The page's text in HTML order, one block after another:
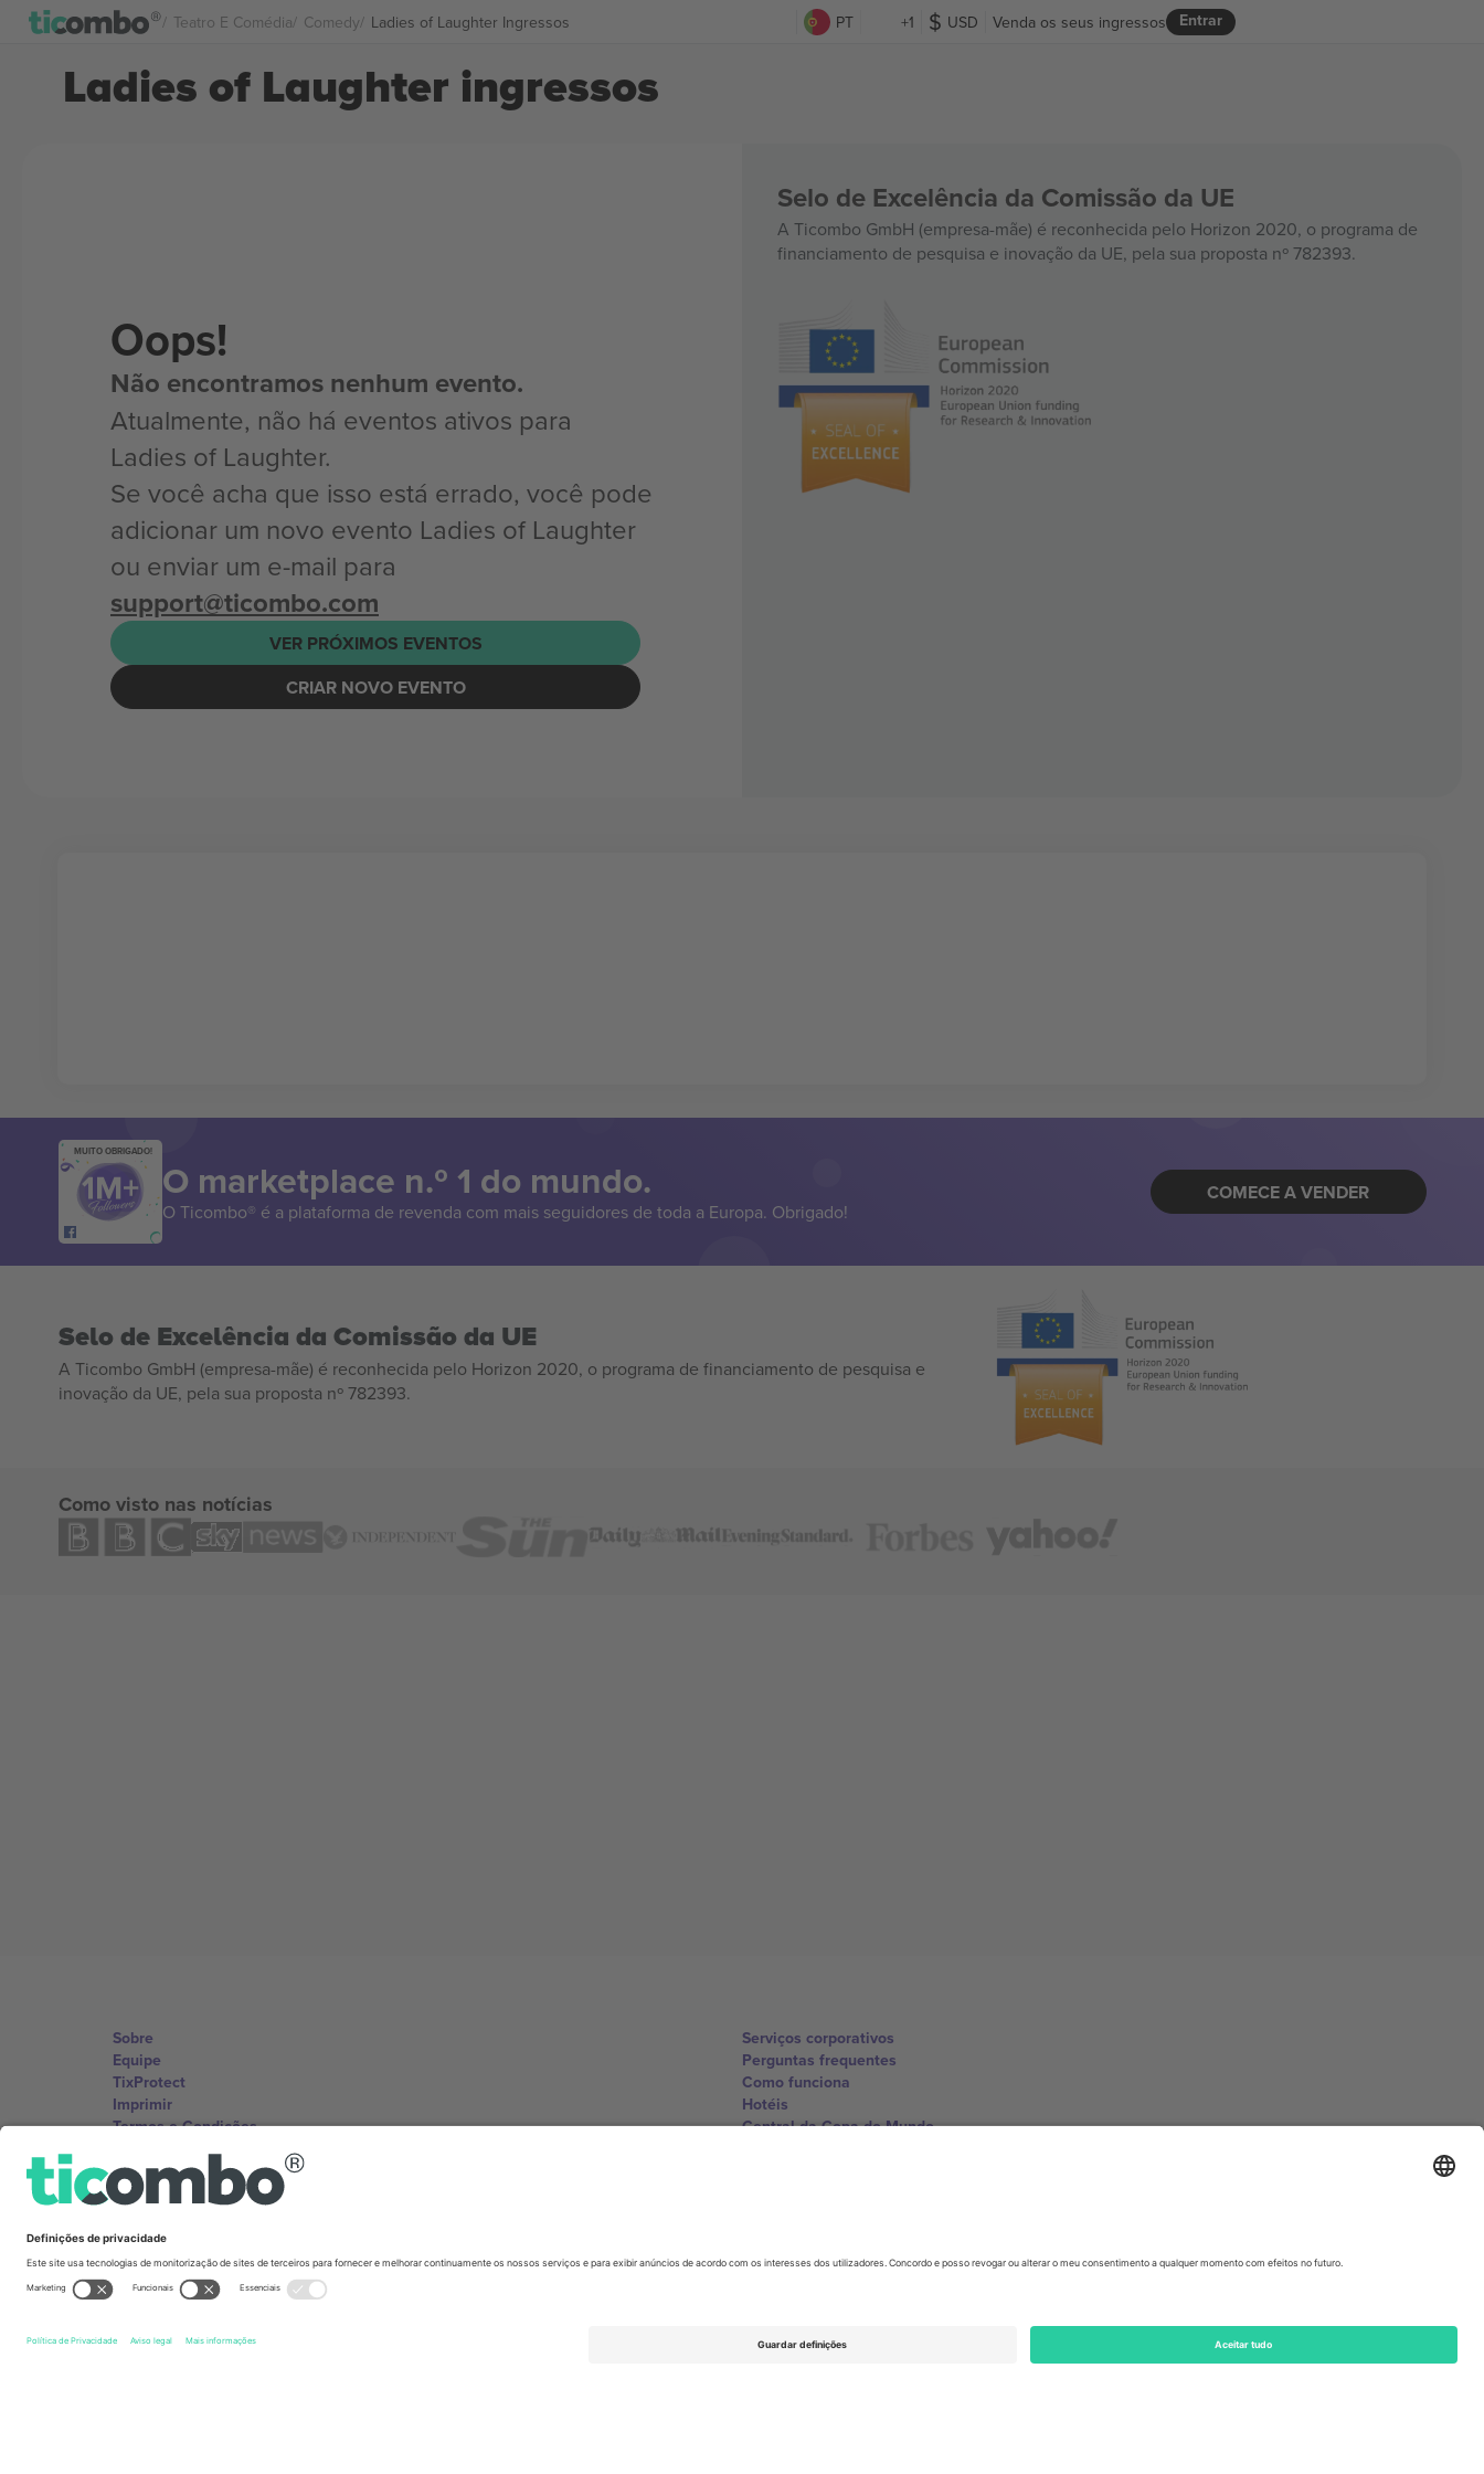
Teatro E Comédia Comedy Ladies of Laughter Ingressos PT +1 USD Entrar
Venda os seus ingressos
Ladies of Laughter ingressos
Oops!
Não encontramos nenhum evento.
Atualmente, não há eventos ativos para
Ladies of Laughter.
Se você acha que isso está errado, você pode
adicionar um novo evento Ladies of Laughter
ou enviar um e-mail para
support@ticombo.com
VER PRÓXIMOS EVENTOS
CRIAR NOVO EVENTO
Selo de Excelência da Comissão da UE
A Ticombo GmbH (empresa-mãe) é reconhecida pelo Horizon 2020, o programa de
financiamento de pesquisa e inovação da UE, pela sua proposta nº 782393.
MUITO OBRIGADO!
O marketplace n.º 1 do mundo.
O Ticombo® é a plataforma de revenda com mais seguidores de toda a Europa. Obrigado!
COMECE A VENDER
Selo de Excelência da Comissão da UE
A Ticombo GmbH (empresa-mãe) é reconhecida pelo Horizon 2020, o programa de financiamento de pesquisa e
inovação da UE, pela sua proposta nº 782393.
Como visto nas notícias
Sobre
Equipe
TixProtect
Imprimir
Termos e Condições
Programa de afiliados
Serviços corporativos
Perguntas frequentes
Como funciona
Hotéis
Central da Copa do Mundo